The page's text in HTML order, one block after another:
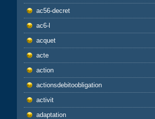
ac56-decret
ac6-l
acquet
acte
action
actionsdebitoobligation
activit
adaptation